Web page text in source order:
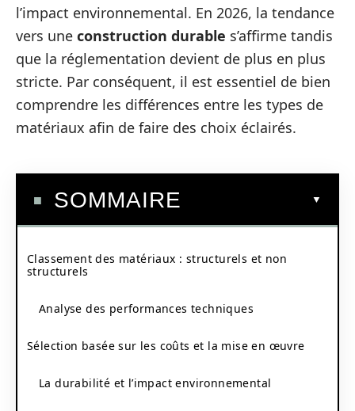
l’impact environnemental. En 2026, la tendance
vers une construction durable s’affirme tandis
que la réglementation devient de plus en plus
stricte. Par conséquent, il est essentiel de bien
comprendre les différences entre les types de
matériaux afin de faire des choix éclairés.
SOMMAIRE
Classement des matériaux : structurels et non
structurels
Analyse des performances techniques
Sélection basée sur les coûts et la mise en œuvre
La durabilité et l’impact environnemental